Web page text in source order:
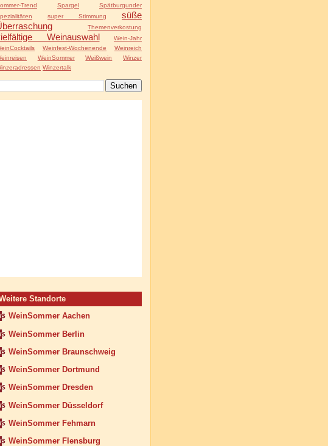
Trend
Spargel
Spätburgunder
super Stimmung
süße
Themenverkostung
Weinauswahl
Wein-Jahr
Weinfest-Wochenende
Weinreich
WeinSommer Weißwein
Winzer
Winzertalk
Standorte
WeinSommer Aachen
WeinSommer Berlin
WeinSommer Braunschweig
WeinSommer Dortmund
WeinSommer Dresden
WeinSommer Düsseldorf
WeinSommer Fehmarn
WeinSommer Flensburg